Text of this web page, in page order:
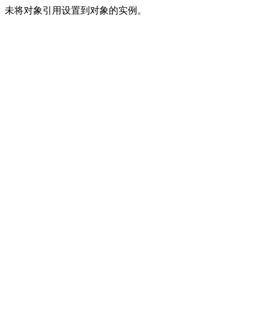
未将对象引用设置到对象的实例。